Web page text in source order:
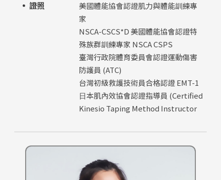
證照
美國體能協會認證肌⼒與體能訓練專
家
NSCA-CSCS*D 美國體能協會認證特
殊族群訓練專家 NSCA CSPS
臺灣⾏政院體育委員會認證運動傷害
防護員 (ATC)
台灣初級救護技術員合格認證 EMT-1
⽇本肌內效協會認證指導員 (Certified
Kinesio Taping Method Instructor